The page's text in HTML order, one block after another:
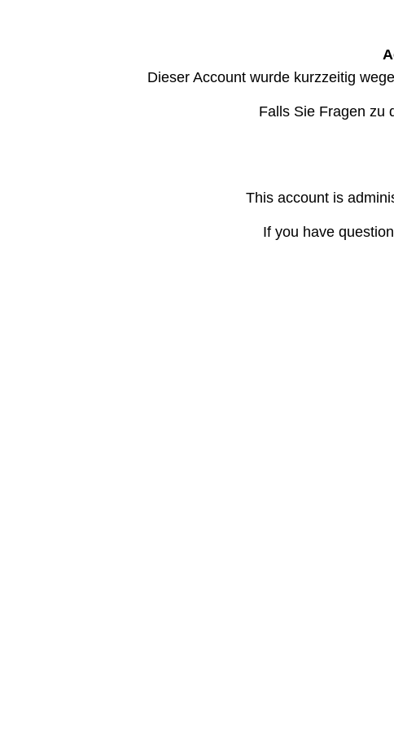
Dieser Account wurde kurzzeitig
Falls Sie Fragen zu
This account is
If you have